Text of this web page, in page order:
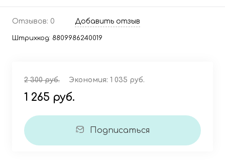
Отзывов: 0 Добавить отзыв
Штрихкод: 8809986240019
2 300 руб. Экономия: 1 035 руб.
1 265 руб.
Подписаться